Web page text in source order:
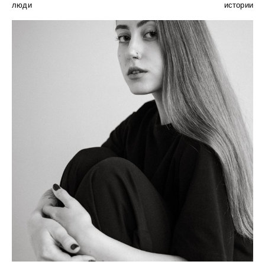
люди истории